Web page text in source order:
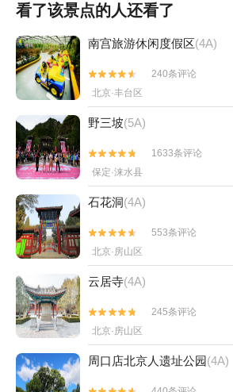
看了该景点的人还看了
南宫旅游休闲度假区(4A)


240条评论
北京·丰台区
野三坡(5A)


1633条评论
保定·涞水县
石花洞(4A)


553条评论
北京·房山区
云居寺(4A)


245条评论
北京·房山区
周口店北京人遗址公园(4A)